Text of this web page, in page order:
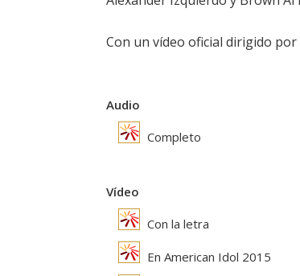
Con un vídeo oficial dirigido por
Audio
Completo
Vídeo
Con la letra
En American Idol 2015